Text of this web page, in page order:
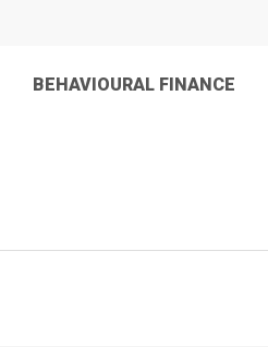
BEHAVIOURAL FINANCE